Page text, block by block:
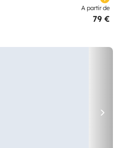
A partir de
79 €